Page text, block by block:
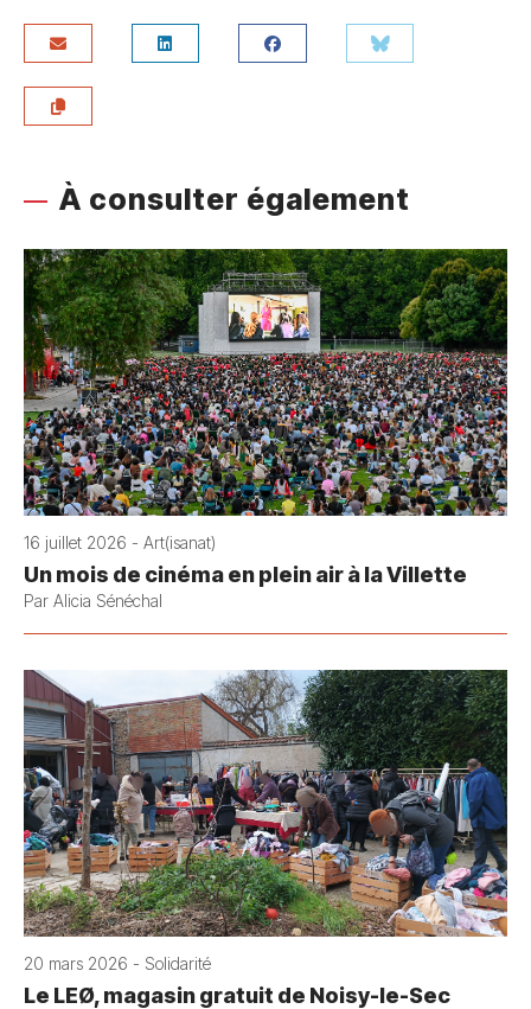
À consulter également
16 juillet 2026 - Art(isanat)
Un mois de cinéma en plein air à la Villette
Par Alicia Sénéchal
20 mars 2026 - Solidarité
Le LEØ, magasin gratuit de Noisy-le-Sec